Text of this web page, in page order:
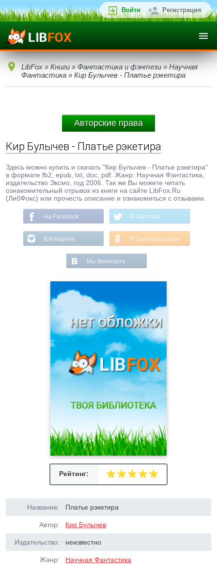
Войти Регистрация
LibFox » Книги » Фантастика и фэнтези » Научная
Фантастика » Кир Булычев - Платье рэкетира
Авторские права
Кир Булычев - Платье рэкетира
Здесь можно купить и скачать "Кир Булычев - Платье рэкетира"
в формате fb2, epub, txt, doc, pdf. Жанр: Научная Фантастика,
издательство Эксмо, год 2006. Так же Вы можете читать
ознакомительный отрывок из книги на сайте LibFox.Ru
(ЛибФокс) или прочесть описание и ознакомиться с отзывами.
На Facebook В Твиттере
В Instagram В Одноклассниках
Мы Вконтакте
Рейтинг:
Название: Платье рэкетира
Автор: Кир Булычев
Издательство: неизвестно
Жанр: Научная Фантастика